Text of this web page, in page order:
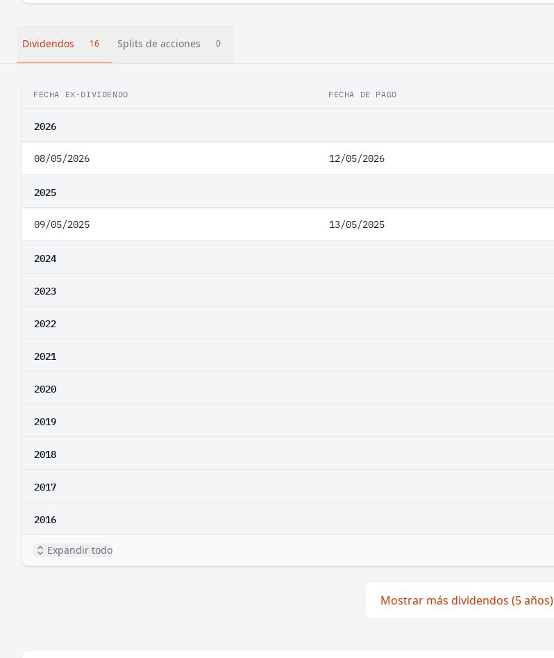
Dividendos 16 Splits de acciones 0
FECHA EX-DIVIDENDO FECHA DE PAGO
2026
08/05/2026 12/05/2026
2025
09/05/2025 13/05/2025
2024
2023
2022
2021
2020
2019
2018
2017
2016
Expandir todo
Mostrar más dividendos (5 años)